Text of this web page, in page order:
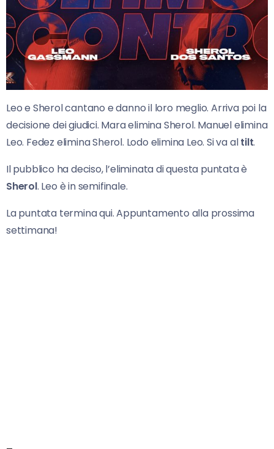
Leo e Sherol cantano e danno il loro meglio. Arriva poi la
decisione dei giudici. Mara elimina Sherol. Manuel elimina
Leo. Fedez elimina Sherol. Lodo elimina Leo. Si va altilt.
Il pubblico ha deciso, l’eliminata di questa puntata è
Sherol. Leo è in semifinale.
La puntata termina qui. Appuntamento alla prossima
settimana!